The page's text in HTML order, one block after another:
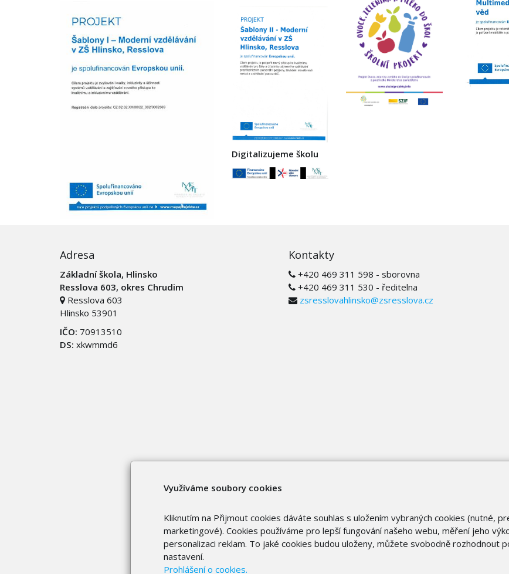
Digitalizujeme školu
Adresa
Základní škola, Hlinsko
Resslova 603, okres Chrudim
Resslova 603
Hlinsko 53901
IČO: 70913510
DS: xkwmmd6
Kontakty
+420 469 311 598 - sborovna
+420 469 311 530 - ředitelna
zsresslovahlinsko@zsresslova.cz
Využíváme soubory cookies
Kliknutím na Přijmout cookies dáváte souhlas s uložením vybraných cookies (nutné,
marketingové). Cookies používáme pro lepší fungování našeho webu, měření jeho
personalizaci reklam. To jaké cookies budou uloženy, můžete svobodně rozhodnout
nastavení.
Prohlášení o cookies.